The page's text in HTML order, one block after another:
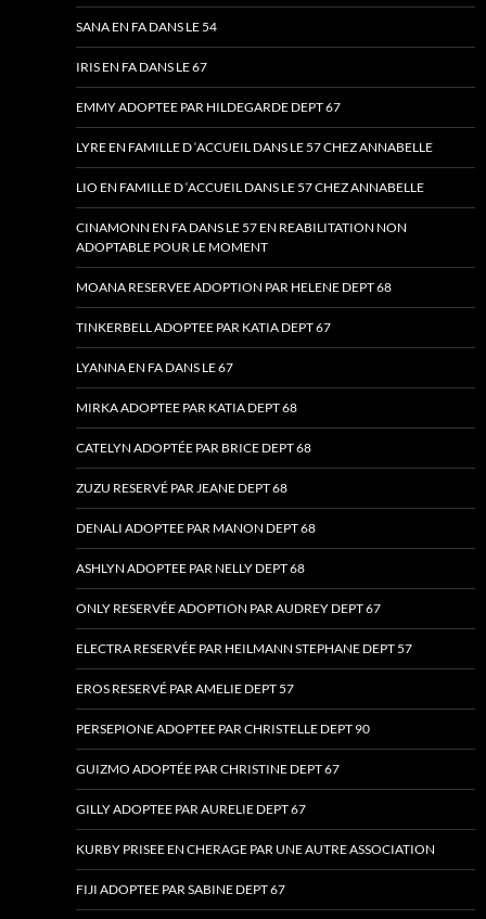
SANA EN FA DANS LE 54
IRIS EN FA DANS LE 67
EMMY ADOPTEE PAR HILDEGARDE DEPT 67
LYRE EN FAMILLE D ‘ACCUEIL DANS LE 57 CHEZ ANNABELLE
LIO EN FAMILLE D ‘ACCUEIL DANS LE 57 CHEZ ANNABELLE
CINAMONN EN FA DANS LE 57 EN REABILITATION NON
ADOPTABLE POUR LE MOMENT
MOANA RESERVEE ADOPTION PAR HELENE DEPT 68
TINKERBELL ADOPTEE PAR KATIA DEPT 67
LYANNA EN FA DANS LE 67
MIRKA ADOPTEE PAR KATIA DEPT 68
CATELYN ADOPTÉE PAR BRICE DEPT 68
ZUZU RESERVÉ PAR JEANE DEPT 68
DENALI ADOPTEE PAR MANON DEPT 68
ASHLYN ADOPTEE PAR NELLY DEPT 68
ONLY RESERVÉE ADOPTION PAR AUDREY DEPT 67
ELECTRA RESERVÉE PAR HEILMANN STEPHANE DEPT 57
EROS RESERVÉ PAR AMELIE DEPT 57
PERSEPIONE ADOPTEE PAR CHRISTELLE DEPT 90
GUIZMO ADOPTÉE PAR CHRISTINE DEPT 67
GILLY ADOPTEE PAR AURELIE DEPT 67
KURBY PRISEE EN CHERAGE PAR UNE AUTRE ASSOCIATION
FIJI ADOPTEE PAR SABINE DEPT 67